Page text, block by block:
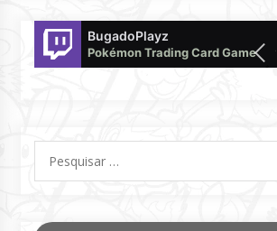
BugadoPlayz
Pokémon Trading Card Game Live
por: